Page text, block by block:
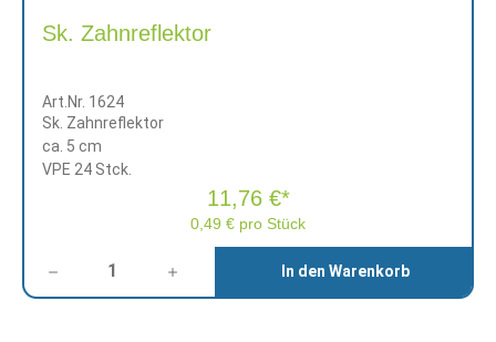
Sk. Zahnreflektor
Art.Nr. 1624
Sk. Zahnreflektor
ca. 5 cm
VPE 24 Stck.
0,49 € pro Stück
11,76 €*
In den Warenkorb